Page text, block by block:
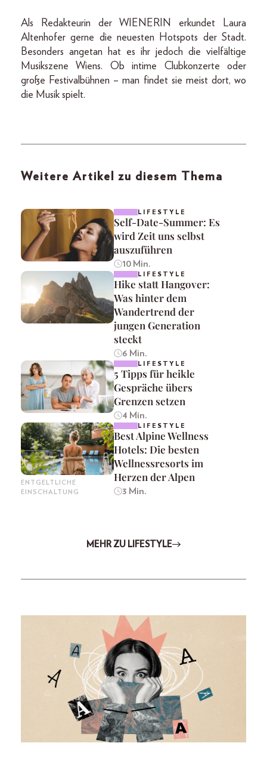
Als Redakteurin der WIENERIN erkundet Laura
Altenhofer gerne die neuesten Hotspots der Stadt.
Besonders angetan hat es ihr jedoch die vielfältige
Musikszene Wiens. Ob intime Clubkonzerte oder
große Festivalbühnen – man findet sie meist dort, wo
die Musik spielt.
Weitere Artikel zu diesem Thema
LIFESTYLE
Self-Date-Summer: Es
wird Zeit uns selbst
auszuführen
10 Min.
LIFESTYLE
Hike statt Hangover:
Was hinter dem
Wandertrend der
jungen Generation
steckt
6 Min.
LIFESTYLE
5 Tipps für heikle
Gespräche übers
Grenzen setzen
4 Min.
ENTGELTLICHE
EINSCHALTUNG
LIFESTYLE
Best Alpine Wellness
Hotels: Die besten
Wellnessresorts im
Herzen der Alpen
3 Min.
MEHR ZU LIFESTYLE